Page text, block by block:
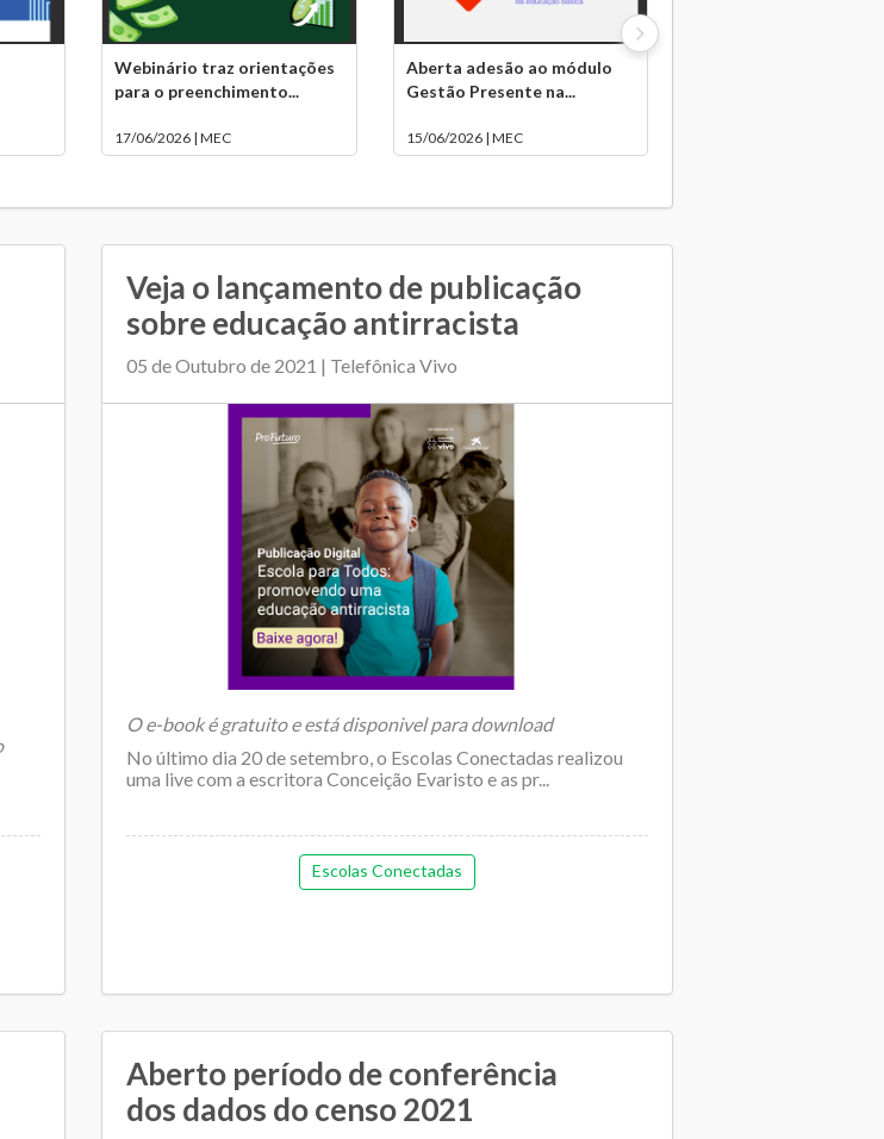
Webinário traz orientações
para o preenchimento...
17/06/2026 | MEC
Aberta adesão ao módulo
Gestão Presente na...
15/06/2026 | MEC
Veja o lançamento de publicação
sobre educação antirracista
05 de Outubro de 2021 | Telefônica Vivo
O e-book é gratuito e está disponivel para download
No último dia 20 de setembro, o Escolas Conectadas realizou
uma live com a escritora Conceição Evaristo e as pr...
Escolas Conectadas
Aberto período de conferência
dos dados do censo 2021